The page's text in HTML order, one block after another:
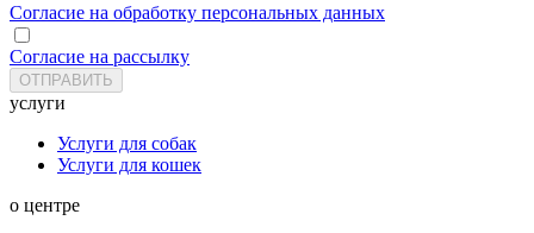
Согласие на обработку персональных данных
Согласие на рассылку
услуги
Услуги для собак
Услуги для кошек
о центре